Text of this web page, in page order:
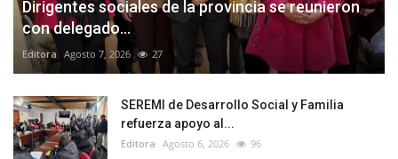
Dirigentes sociales de la provincia se reunieron
con delegado...
Editora Agosto 7, 2026 27
SEREMI de Desarrollo Social y Familia
refuerza apoyo al...
Editora Agosto 6, 2026 96